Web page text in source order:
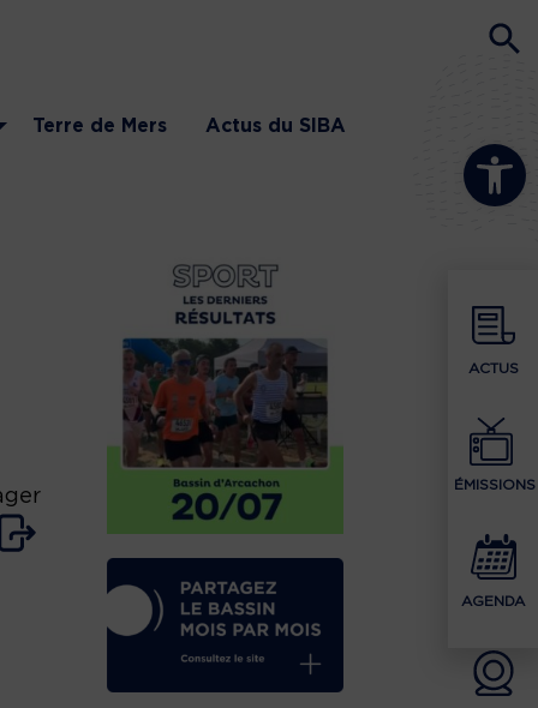
Ouvrir la
ACTUS
ÉMISSIONS
AGENDA
Terre de Mers Actus du SIBA